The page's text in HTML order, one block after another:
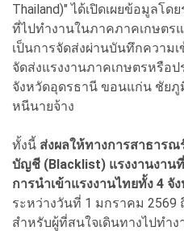
Thailand)" ได้เปิดเผยข้อมูลโด
ที่ไปทำงานในภาคภาคเกษตร
เป็นการจัดส่งผ่านบันทึกความเ
จัดส่งแรงงานภาคเกษตรหรือ
จังหวัดอุดรธานี ขอนแก่น ชัย
หนีนายจ้าง
ทั้งนี้ ส่งผลให้ทางการสาธาร
บัญชี (Blacklist) แรงงานงาน
การนำเข้าแรงงานไทยทั้ง 4 จั
ระหว่างวันที่ 1 มกราคม 2569
สำหรับผู้ที่สนใจเดินทางไปทำ